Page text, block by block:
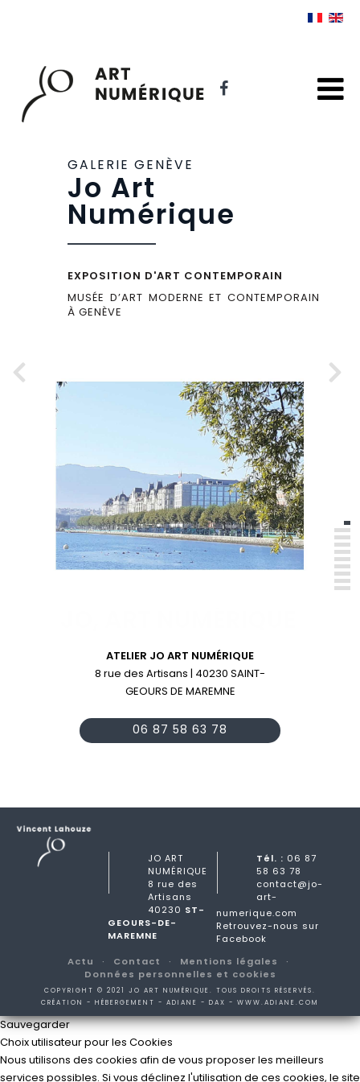
GALERIE GENÈVE
Jo Art
Numérique
EXPOSITION D'ART CONTEMPORAIN
MUSÉE D’ART MODERNE ET CONTEMPORAIN
À GENÈVE
ATELIER JO ART NUMÉRIQUE
8 rue des Artisans | 40230 SAINT-
GEOURS DE MAREMNE
06 87 58 63 78
JO ART
NUMÉRIQUE
8 rue des
Artisans
40230 ST-
GEOURS-DE-
MAREMNE
Tél. : 06 87
58 63 78
contact@jo-
art-
numerique.com
Retrouvez-nous sur
Facebook
Actu
Contact
Mentions légales
Données personnelles et cookies
COPYRIGHT © 2021 JO ART NUMÉRIQUE. TOUS DROITS RÉSERVÉS.
CRÉATION - HÉBERGEMENT - ADIANE - DAX - WWW.ADIANE.COM
Sauvegarder
Choix utilisateur pour les Cookies
Nous utilisons des cookies afin de vous proposer les meilleurs
services possibles. Si vous déclinez l'utilisation de ces cookies, le site